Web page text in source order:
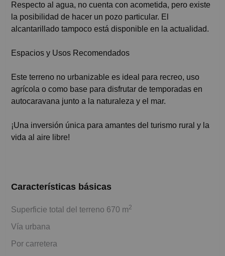
Respecto al agua, no cuenta con acometida, pero existe
la posibilidad de hacer un pozo particular. El
alcantarillado tampoco está disponible en la actualidad.
Espacios y Usos Recomendados
Este terreno no urbanizable es ideal para recreo, uso
agrícola o como base para disfrutar de temporadas en
autocaravana junto a la naturaleza y el mar.
¡Una inversión única para amantes del turismo rural y la
vida al aire libre!
Características básicas
Superficie total del terreno 670 m2
Vía urbana
Por carretera